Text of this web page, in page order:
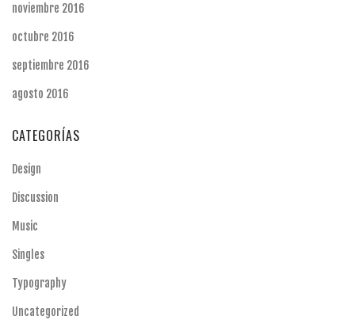
noviembre 2016
octubre 2016
septiembre 2016
agosto 2016
CATEGORÍAS
Design
Discussion
Music
Singles
Typography
Uncategorized